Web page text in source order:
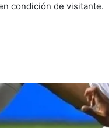
condición de visitante.